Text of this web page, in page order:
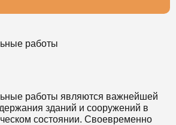
работы
работы являются важнейшей
зданий и сооружений в
состоянии. Своевременно